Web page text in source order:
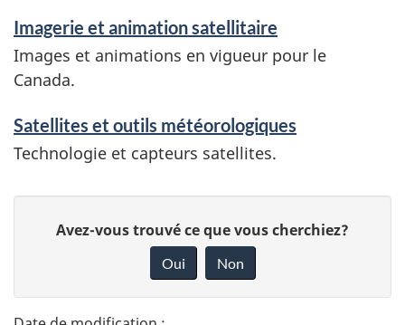
Imagerie et animation satellitaire
Images et animations en vigueur pour le
Canada.
Satellites et outils météorologiques
Technologie et capteurs satellites.
t n
Avez-vous trouvé ce que vous cherchiez?
Oui Non